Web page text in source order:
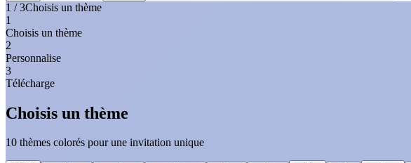
1 / 3Choisis un thème
1
Choisis un thème
2
Personnalise
3
Télécharge
Choisis un thème
10 thèmes colorés pour une invitation unique